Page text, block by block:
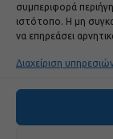
συμπεριφορά
ιστότοπο. Η μη
να επηρεάσει
Διαχείριση
Δημοφιλή
Εταιρεία